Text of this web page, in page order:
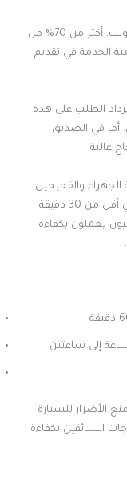
خدمة فتح السيارات المقفلة ضرورية جدًا في الكويت. أكثر من 70% من
الخدمة في تقديم
الطلب على هذه
المناطق. أما في الصديق
والفحيحيل
تقدم سرعة في الاستجابة. يمكن فتح السيارة في أقل من 30 دقيقة
المحليون يعملون بكفاءة
إلى ساعتين
الأضرار للسيارة
السائقين بكفاءة